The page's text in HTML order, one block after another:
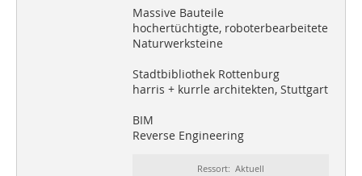
Massive Bauteile
hochertüchtigte, roboterbearbeitete
Naturwerksteine
Stadtbibliothek Rottenburg
harris + kurrle architekten, Stuttgart
BIM
Reverse Engineering
Ressort: Aktuell